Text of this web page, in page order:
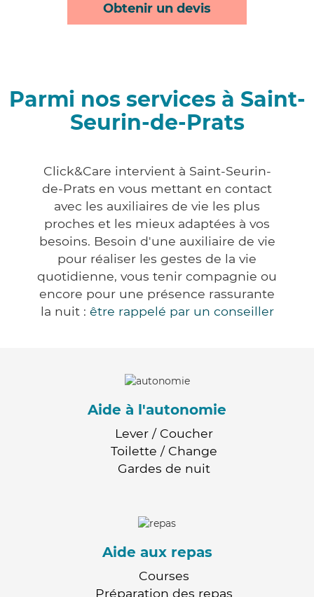
Obtenir un devis
Parmi nos services à Saint-
Seurin-de-Prats
Click&Care intervient à Saint-Seurin-
de-Prats en vous mettant en contact
avec les auxiliaires de vie les plus
proches et les mieux adaptées à vos
besoins. Besoin d'une auxiliaire de vie
pour réaliser les gestes de la vie
quotidienne, vous tenir compagnie ou
encore pour une présence rassurante
la nuit : être rappelé par un conseiller
Aide à l'autonomie
Lever / Coucher
Toilette / Change
Gardes de nuit
Aide aux repas
Courses
Préparation des repas